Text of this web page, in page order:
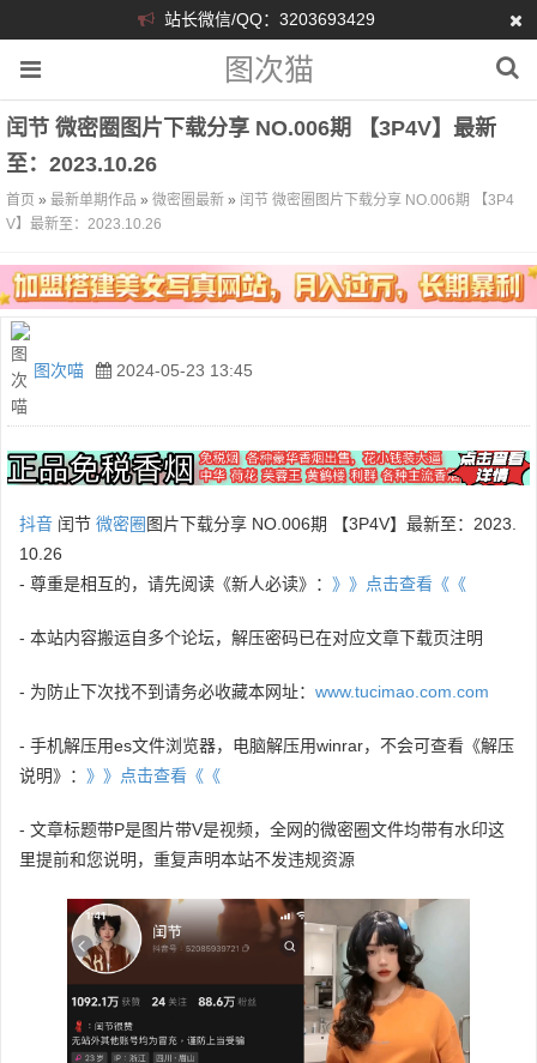
站长微信/QQ：3203693429
图次猫
闰节 微密圈图片下载分享 NO.006期 【3P4V】最新
至：2023.10.26
首页 » 最新单期作品 » 微密圈最新 » 闰节 微密圈图片下载分享 NO.006期 【3P4
V】最新至：2023.10.26
图次喵 2024-05-23 13:45
抖音 闰节 微密圈 图片下载分享 NO.006期 【3P4V】最新至：2023.
10.26
- 尊重是相互的，请先阅读《新人必读》： 》》点击查看《《
- 本站内容搬运自多个论坛，解压密码已在对应文章下载页注明
- 为防止下次找不到请务必收藏本网址： www.tucimao.com.com
- 手机解压用es文件浏览器，电脑解压用winrar，不会可查看《解压
说明》： 》》点击查看《《
- 文章标题带P是图片带V是视频，全网的微密圈文件均带有水印这
里提前和您说明，重复声明本站不发违规资源